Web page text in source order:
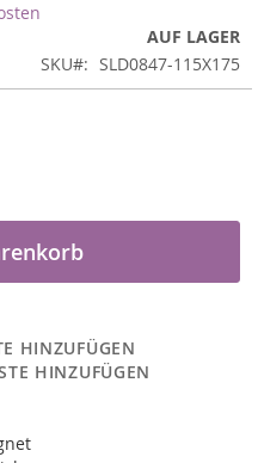
AUF LAGER
SKU
SLD0847-115X175
HINZUFÜGEN
HINZUFÜGEN